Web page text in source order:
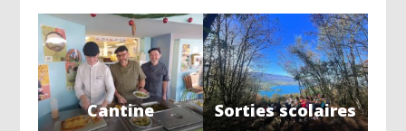
Cantine Sorties scolaires